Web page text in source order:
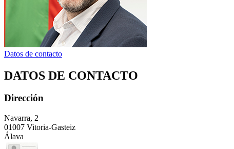
Datos de contacto
DATOS DE CONTACTO
Dirección
Navarra, 2
01007 Vitoria-Gasteiz
Álava